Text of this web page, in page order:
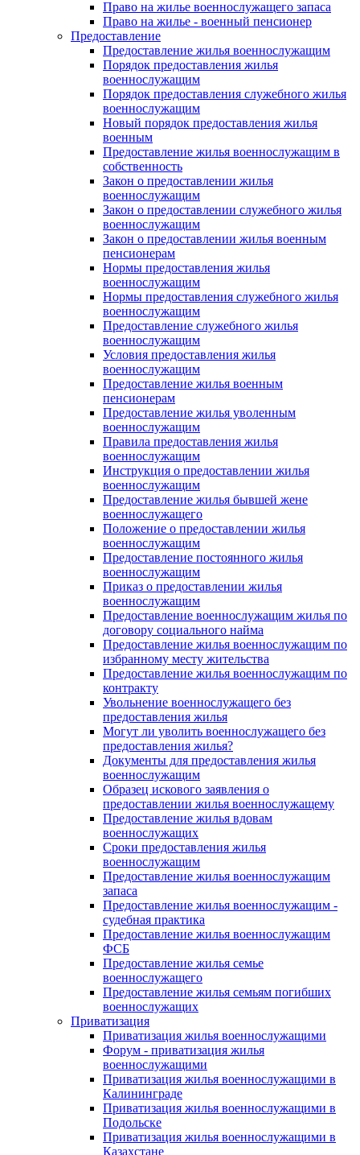
Право на жилье военнослужащего запаса
Право на жилье - военный пенсионер
Предоставление
Предоставление жилья военнослужащим
Порядок предоставления жилья
военнослужащим
Порядок предоставления служебного жилья
военнослужащим
Новый порядок предоставления жилья
военным
Предоставление жилья военнослужащим в
собственность
Закон о предоставлении жилья
военнослужащим
Закон о предоставлении служебного жилья
военнослужащим
Закон о предоставлении жилья военным
пенсионерам
Нормы предоставления жилья
военнослужащим
Нормы предоставления служебного жилья
военнослужащим
Предоставление служебного жилья
военнослужащим
Условия предоставления жилья
военнослужащим
Предоставление жилья военным
пенсионерам
Предоставление жилья уволенным
военнослужащим
Правила предоставления жилья
военнослужащим
Инструкция о предоставлении жилья
военнослужащим
Предоставление жилья бывшей жене
военнослужащего
Положение о предоставлении жилья
военнослужащим
Предоставление постоянного жилья
военнослужащим
Приказ о предоставлении жилья
военнослужащим
Предоставление военнослужащим жилья по
договору социального найма
Предоставление жилья военнослужащим по
избранному месту жительства
Предоставление жилья военнослужащим по
контракту
Увольнение военнослужащего без
предоставления жилья
Могут ли уволить военнослужащего без
предоставления жилья?
Документы для предоставления жилья
военнослужащим
Образец искового заявления о
предоставлении жилья военнослужащему
Предоставление жилья вдовам
военнослужащих
Сроки предоставления жилья
военнослужащим
Предоставление жилья военнослужащим
запаса
Предоставление жилья военнослужащим -
судебная практика
Предоставление жилья военнослужащим
ФСБ
Предоставление жилья семье
военнослужащего
Предоставление жилья семьям погибших
военнослужащих
Приватизация
Приватизация жилья военнослужащими
Форум - приватизация жилья
военнослужащими
Приватизация жилья военнослужащими в
Калининграде
Приватизация жилья военнослужащими в
Подольске
Приватизация жилья военнослужащими в
Казахстане